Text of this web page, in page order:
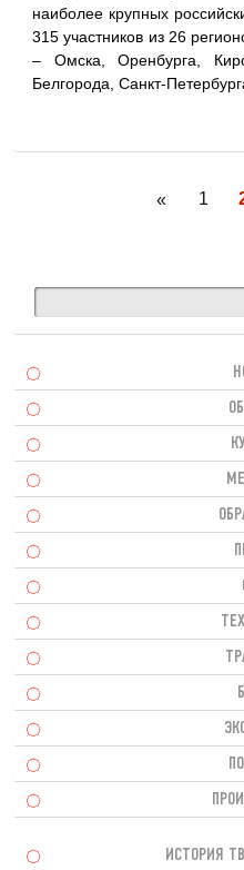
наиболее крупных
315 участников из 26
– Омска, Оренбурга,
Белгорода, Санкт-
« 1
ИСТОРИЯ